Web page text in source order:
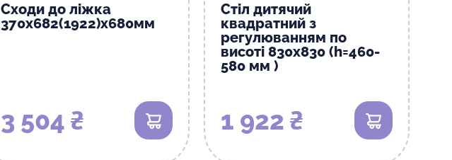
Сходи до ліжка
370х682(1922)х680мм
3 504 ₴ В кошик
Стіл дитячий
квадратний з
регулюванням по
висоті 830х830 (h=460-
580 мм )
1 922 ₴ В кошик